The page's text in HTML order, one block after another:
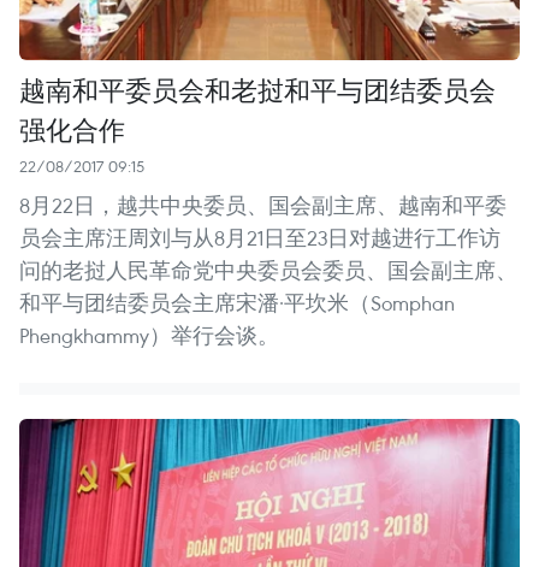
越南和平委员会和老挝和平与团结委员会
强化合作
22/08/2017 09:15
8月22日，越共中央委员、国会副主席、越南和平委
员会主席汪周刘与从8月21日至23日对越进行工作访
问的老挝人民革命党中央委员会委员、国会副主席、
和平与团结委员会主席宋潘·平坎米（Somphan
Phengkhammy）举行会谈。